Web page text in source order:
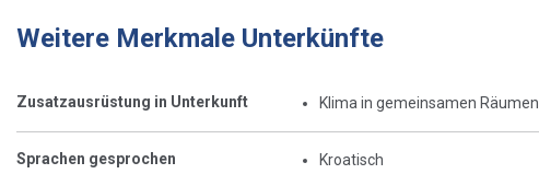
Weitere Merkmale Unterkünfte
Zusatzausrüstung in Unterkunft Klima in gemeinsamen Räumen
Sprachen gesprochen Kroatisch